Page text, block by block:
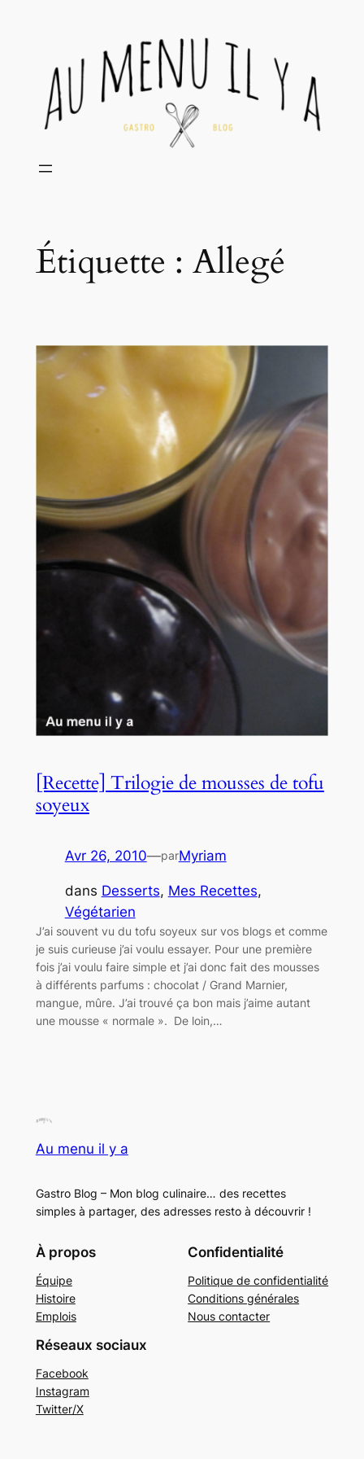
Étiquette : Allegé
[Recette] Trilogie de mousses de tofu
soyeux
Avr 26, 2010—parMyriam
dans Desserts, Mes Recettes
Végétarien
J’ai souvent vu du tofu soyeux sur vos blogs et comme
je suis curieuse j’ai voulu essayer. Pour une première
fois j’ai voulu faire simple et j’ai donc fait des mousses
à différents parfums : chocolat / Grand Marnier,
mangue, mûre. J’ai trouvé ça bon mais j’aime autant
une mousse « normale ». De loin,…
Au menu il y a
Gastro Blog – Mon blog culinaire… des recettes
simples à partager, des adresses resto à découvrir !
À propos
Équipe
Histoire
Emplois
Confidentialité
Politique de confidentialité
Conditions générales
Nous contacter
Réseaux sociaux
Facebook
Instagram
Twitter/X